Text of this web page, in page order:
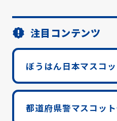
注目コンテンツ
ぼうはん日本マスコ
都道府県警マスコッ